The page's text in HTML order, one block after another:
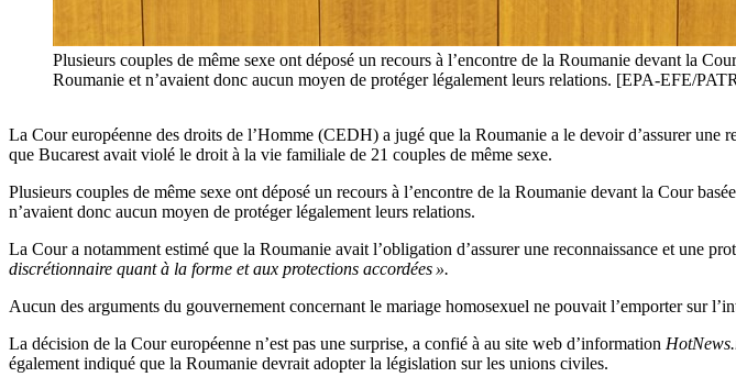
Plusieurs couples de même sexe ont déposé un recours à l’encontre de la Roumanie devant la
Roumanie et n’avaient donc aucun moyen de protéger légalement leurs relations. [EPA-EFE/
La Cour européenne des droits de l’Homme (CEDH) a jugé que la Roumanie a le devoir d’assurer une
que Bucarest avait violé le droit à la vie familiale de 21 couples de même sexe.
Plusieurs couples de même sexe ont déposé un recours à l’encontre de la Roumanie devant la Cour
n’avaient donc aucun moyen de protéger légalement leurs relations.
La Cour a notamment estimé que la Roumanie avait l’obligation d’assurer une reconnaissance et une
discrétionnaire quant à la forme et aux protections accordées ».
Aucun des arguments du gouvernement concernant le mariage homosexuel ne pouvait l’emporter sur
La décision de la Cour européenne n’est pas une surprise, a confié à au site web d’information
également indiqué que la Roumanie devrait adopter la législation sur les unions civiles.